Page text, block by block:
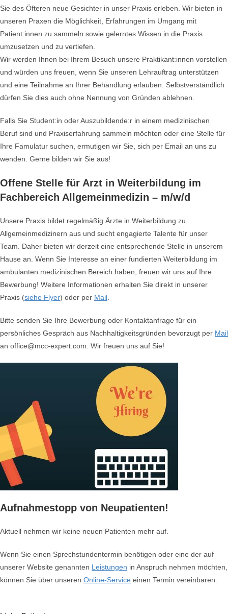
Sie des Öfteren neue Gesichter in unser Praxis erleben. Wir bieten in
unseren Praxen die Möglichkeit, Erfahrungen im Umgang mit
Patient:innen zu sammeln sowie gelerntes Wissen in die Praxis
umzusetzen und zu vertiefen.
Wir werden Ihnen bei Ihrem Besuch unsere Praktikant:innen vorstellen
und würden uns freuen, wenn Sie unseren Lehrauftrag unterstützen
und eine Teilnahme an Ihrer Behandlung erlauben. Selbstverständlich
dürfen Sie dies auch ohne Nennung von Gründen ablehnen.
Falls Sie Student:in oder Auszubildende:r in einem medizinischen
Beruf sind und Praxiserfahrung sammeln möchten oder eine Stelle für
Ihre Famulatur suchen, ermutigen wir Sie, sich per Email an uns zu
wenden. Gerne bilden wir Sie aus!
Offene Stelle für Arzt in Weiterbildung im
Fachbereich Allgemeinmedizin – m/w/d
Unsere Praxis bildet regelmäßig Ärzte in Weiterbildung zu
Allgemeinmedizinern aus und sucht engagierte Talente für unser
Team. Daher bieten wir derzeit eine entsprechende Stelle in unserem
Hause an. Wenn Sie Interesse an einer fundierten Weiterbildung im
ambulanten medizinischen Bereich haben, freuen wir uns auf Ihre
Bewerbung! Weitere Informationen erhalten Sie direkt in unserer
Praxis (siehe Flyer) oder per Mail
Bitte senden Sie Ihre Bewerbung oder Kontaktanfrage für ein
persönliches Gespräch aus Nachhaltigkeitsgründen bevorzugt per Mail
an office@mcc-expert.com. Wir freuen uns auf Sie!
Aufnahmestopp von Neupatienten!
Aktuell nehmen wir keine neuen Patienten mehr auf.
Wenn Sie einen Sprechstundentermin benötigen oder eine der auf
unserer Website genannten Leistungen in Anspruch nehmen möchten,
können Sie über unseren Online-Service einen Termin vereinbaren.